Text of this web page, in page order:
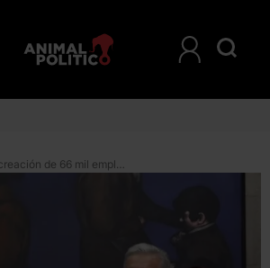
AMLO destaca creación de 66 mil empleos en agosto y dice que la epidemia ‘va cediendo’